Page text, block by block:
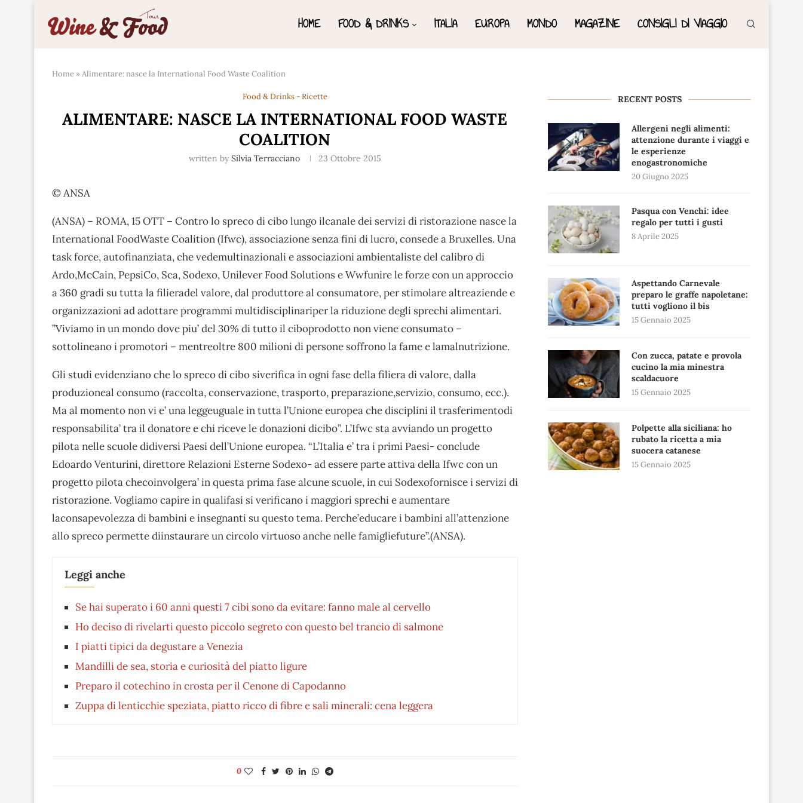
HOME FOOD & DRINKS ITALIA EUROPA MONDO MAGAZINE CONSIGLI DI VIAGGIO
Home »Alimentare: nasce la International Food Waste Coalition
Food & Drinks - Ricette
ALIMENTARE: NASCE LA INTERNATIONAL FOOD WASTE
COALITION
written by Silvia Terracciano 23 Ottobre 2015
© ANSA
(ANSA) – ROMA, 15 OTT – Contro lo spreco di cibo lungo ilcanale dei servizi di ristorazione nasce la
International FoodWaste Coalition (Ifwc), associazione senza fini di lucro, consede a Bruxelles. Una
task force, autofinanziata, che vedemultinazionali e associazioni ambientaliste del calibro di
Ardo,McCain, PepsiCo, Sca, Sodexo, Unilever Food Solutions e Wwfunire le forze con un approccio
a 360 gradi su tutta la filieradel valore, dal produttore al consumatore, per stimolare altreaziende e
organizzazioni ad adottare programmi multidisciplinariper la riduzione degli sprechi alimentari.
”Viviamo in un mondo dove piu’ del 30% di tutto il ciboprodotto non viene consumato –
sottolineano i promotori – mentreoltre 800 milioni di persone soffrono la fame e lamalnutrizione.
Gli studi evidenziano che lo spreco di cibo siverifica in ogni fase della filiera di valore, dalla
produzioneal consumo (raccolta, conservazione, trasporto, preparazione,servizio, consumo, ecc.).
Ma al momento non vi e’ una leggeuguale in tutta l’Unione europea che disciplini il trasferimentodi
responsabilita’ tra il donatore e chi riceve le donazioni dicibo”. L’Ifwc sta avviando un progetto
pilota nelle scuole didiversi Paesi dell’Unione europea. “L’Italia e’ tra i primi Paesi- conclude
Edoardo Venturini, direttore Relazioni Esterne Sodexo- ad essere parte attiva della Ifwc con un
progetto pilota checoinvolgera’ in questa prima fase alcune scuole, in cui Sodexofornisce i servizi di
ristorazione. Vogliamo capire in qualifasi si verificano i maggiori sprechi e aumentare
laconsapevolezza di bambini e insegnanti su questo tema. Perche’educare i bambini all’attenzione
allo spreco permette diinstaurare un circolo virtuoso anche nelle famigliefuture”.(ANSA).
Leggi anche
Se hai superato i 60 anni questi 7 cibi sono da evitare: fanno male al cervello
Ho deciso di rivelarti questo piccolo segreto con questo bel trancio di salmone
I piatti tipici da degustare a Venezia
Mandilli de sea, storia e curiosità del piatto ligure
Preparo il cotechino in crosta per il Cenone di Capodanno
Zuppa di lenticchie speziata, piatto ricco di fibre e sali minerali: cena leggera
0
RECENT POSTS
Allergeni negli alimenti:
attenzione durante i viaggi e
le esperienze
enogastronomiche
20 Giugno 2025
Pasqua con Venchi: idee
regalo per tutti i gusti
8 Aprile 2025
Aspettando Carnevale
preparo le graffe napoletane:
tutti vogliono il bis
15 Gennaio 2025
Con zucca, patate e provola
cucino la mia minestra
scaldacuore
15 Gennaio 2025
Polpette alla siciliana: ho
rubato la ricetta a mia
suocera catanese
15 Gennaio 2025